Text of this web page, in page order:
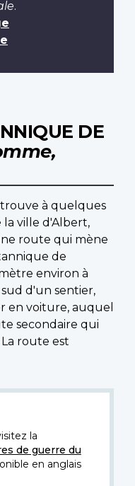
.
DE
à quelques
la ville d'Albert,
route qui mène
de
environ à
d'un sentier,
en voiture, auquel
secondaire qui
route est
la
de guerre du
en anglais